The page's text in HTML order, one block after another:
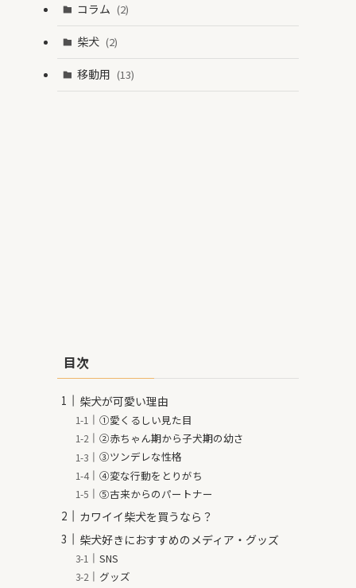
コラム (2)
柴犬 (2)
移動用 (13)
目次
柴犬が可愛い理由
①愛くるしい見た目
②赤ちゃん期から子犬期の幼さ
③ツンデレな性格
④変な行動をとりがち
⑤古来からのパートナー
カワイイ柴犬を買うなら？
柴犬好きにおすすめのメディア・グッズ
SNS
グッズ